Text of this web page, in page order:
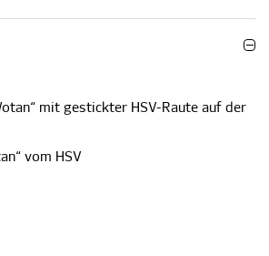
mit gestickter HSV-Raute auf der
vom HSV